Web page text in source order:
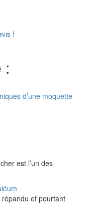
!
:
d’une moquette
est l’un des
et pourtant